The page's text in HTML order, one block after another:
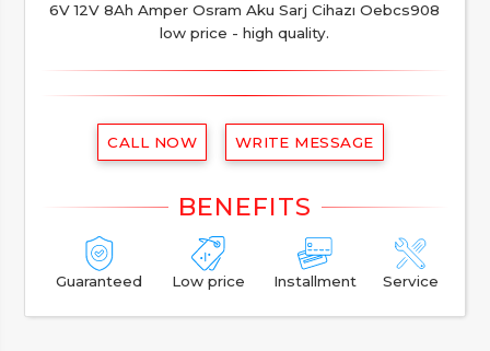
6V 12V 8Ah Amper Osram Aku Sarj Cihazı Oebcs908
low price - high quality.
CALL NOW WRITE MESSAGE
Guaranteed Low price Installment Service